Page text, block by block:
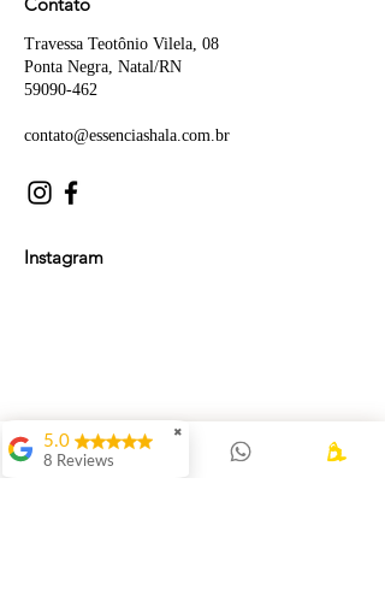
Travessa Teotônio Vilela, 08
Ponta Negra, Natal/RN
59090-462
contato@essenciashala.com.br
Instagram
✖
5.0
8 Reviews